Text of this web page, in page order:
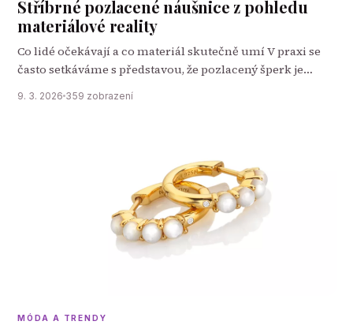
Stříbrné pozlacené náušnice z pohledu
materiálové reality
Co lidé očekávají a co materiál skutečně umí V praxi se
často setkáváme s představou, že pozlacený šperk je
9. 3. 2026 359 zobrazení
MÓDA A TRENDY